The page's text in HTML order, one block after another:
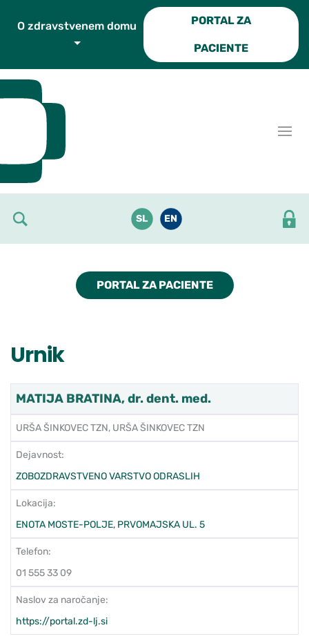
PORTAL ZA
PACIENTE
SL EN
PORTAL ZA PACIENTE
Urnik
MATIJA BRATINA, dr. dent. med.
URŠA ŠINKOVEC TZN, URŠA ŠINKOVEC TZN
Dejavnost:
ZOBOZDRAVSTVENO VARSTVO ODRASLIH
Lokacija:
ENOTA MOSTE-POLJE, PRVOMAJSKA UL. 5
Telefon:
01 555 33 09
Naslov za naročanje:
https://portal.zd-lj.si